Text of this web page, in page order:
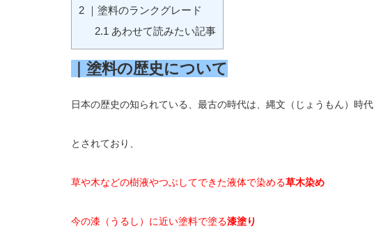
2 ｜塗料のランクグレード
2.1 あわせて読みたい記事
｜塗料の歴史について
日本の歴史の知られている、最古の時代は、縄文（じょうもん）時代
とされており、
草や木などの樹液やつぶしてできた液体で染める草木染め
今の漆（うるし）に近い塗料で塗る漆塗り